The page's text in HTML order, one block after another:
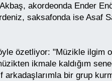
akordeonda Ender
saksafonda ise Asaf
özetliyor: "Müzikle ilgim
ikmale kaldığım
arkadaşlarımla bir grup